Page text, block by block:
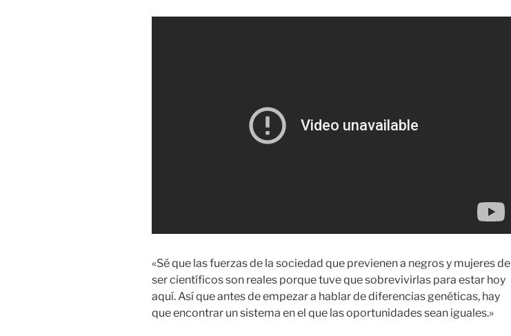
«Sé que las fuerzas de la sociedad que previenen a negros y mujeres de
ser científicos son reales porque tuve que sobrevivirlas para estar hoy
aquí. Así que antes de empezar a hablar de diferencias genéticas, hay
que encontrar un sistema en el que las oportunidades sean iguales.»